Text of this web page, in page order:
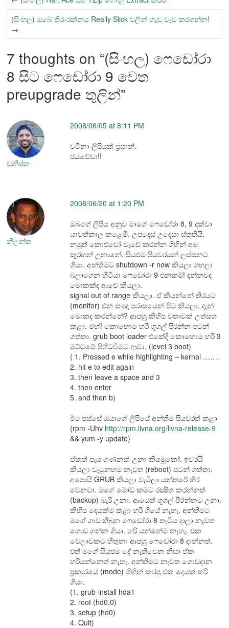
(සිංහල) ඔබේ තිර-රක්නය Really Slick වලින් හැඩ වැඩ කරගන්න!
→
7 thoughts on “(සිංහල) ෆෙඩෝරා
8 සිට ෆෙඩෝරා 9 වෙත
preupgrade තුලින්”
ඩනිෂ්ක
2008/06/05 at 8:11 PM
වටිනා ලිපියක් ප්‍රසාන්.
ජයවේවා!!
නිලන්ත
2008/06/20 at 1:20 PM
ඔබගේ ලිපිය අනුව මාගේ ෆෙඩෝරා 8, 9 දක්වා
යාවත්කාල කළෙමි. උපදෙස් උදෙසා ස්තුතියි.
නමුත් කොළුචෝ වැඩේ කරන්න ගිහින් අබ
කුරහන් උනානේ. සියළුම පියවරයන් ලස්සනට
ගියා. අන්තිමට shutdown -r now කියලා ගහලා
බලාගෙන හිටියා ෆෙඩෝරා 9 එනකම්! දන්නවද
මොකක්ද ආවේ කියලා.
signal out of range කියලා. ඒ කියන්නේ තිරයට
(monitor) එන සංඥා පරාසයෙන් පිට කියලා. දැන්
මොකද කරන්නේ? ආපහු කිහිප වතාවක් උත්සහ
කළා. ම්හ්! කොහොම හරි ගූගල් පීරන්න පටන්
ගත්තා. grub boot loader එකේදි කොහොම හරි 3
මට්ටමේ පිහිටවීමට ආවා. (level 3 boot)
( 1. Pressed e while highlighting – kernal …….
2. hit e to edit again
3. then leave a space and 3
4. then enter
5. and then b)
ඊට පස්සේ ඔයාගේ ලිපියේ අන්තිම පියවරත් කළා
(rpm -Uhv http://rpm.livna.org/livna-release-9
&& yum -y update)
ඒකත් පැය ගණනක් උනා කියමුකෝ. ඉවරයි
කියලා වැටුනහම නැවත (reboot) පටන් ගත්‍තා.
අපොයි GRUB කියලා වැටිලා යන්තරේ හිර
වෙනවා. මගේ මෝඩ කමට රක්‍ෂිත කරන්නත්
(backup) බැරි උනා. ආයෙත් ගූගල් පීරන්නට උනා.
කිහිප දෙයක්ම කළා හරි ගියේ නැහැ. අන්තිමට
මගේ ගාව තිබුන ෆෙඩෝරා 8 තැටිය දාලා නැවත
ගොඩ ගන්න ගියා. හරි යන්නේම නැහැ. එක
වෙලාවකට හිතුනා ආපහු ෆෙඩෝරා 8 දාන්නත්.
එත් මගේ සියළුම දේ නැතිවෙන නිසා ඒක
හරියන්නෙත් නැහැ. අන්තිමට නැවත ගොඩදාන
ප්‍රකාරයේ (mode) ගිහින් කරපු එක දෙයක් හරි
ගියා.
(1. grub-install hda1
2. root (hd0,0)
3. setup (hd0)
4. Quit)